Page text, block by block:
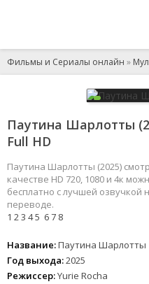
Фильмы и Сериалы онлайн »
Паутина Шарлотты
Full HD
Паутина Шарлотты (2025)
качестве HD 720, 1080 и 4к
бесплатно с лучшей озвучкой
переводе.
1 23 45 67 8
Название:Паутина Шарлотты
Год выхода:2025
Режиссер:Yurie Rocha